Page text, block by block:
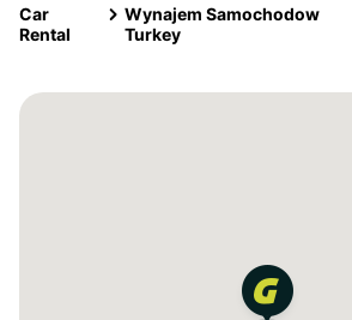
Car
Rental
Wynajem Samochodow
Turkey